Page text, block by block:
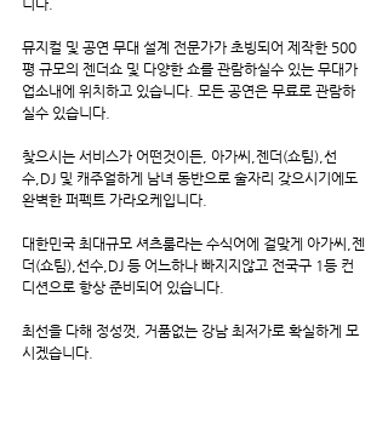
니다.
뮤지컬 및 공연 무대 설계 전문가가 초빙되어 제작한 500
평 규모의 젠더쇼 및 다양한 쇼를 관람하실수 있는 무대가
업소내에 위치하고 있습니다. 모든 공연은 무료로 관람하
실수 있습니다.
찾으시는 서비스가 어떤것이든, 아가씨,젠더(쇼팀),선
수,DJ 및 캐주얼하게 남녀 동반으로 술자리 갖으시기에도
완벽한 퍼펙트 가라오케입니다.
대한민국 최대규모 셔츠룸라는 수식어에 걸맞게 아가씨,젠
더(쇼팀),선수,DJ 등 어느하나 빠지지않고 전국구 1등 컨
디션으로 항상 준비되어 있습니다.
최선을 다해 정성껏, 거품없는 강남 최저가로 확실하게 모
시겠습니다.